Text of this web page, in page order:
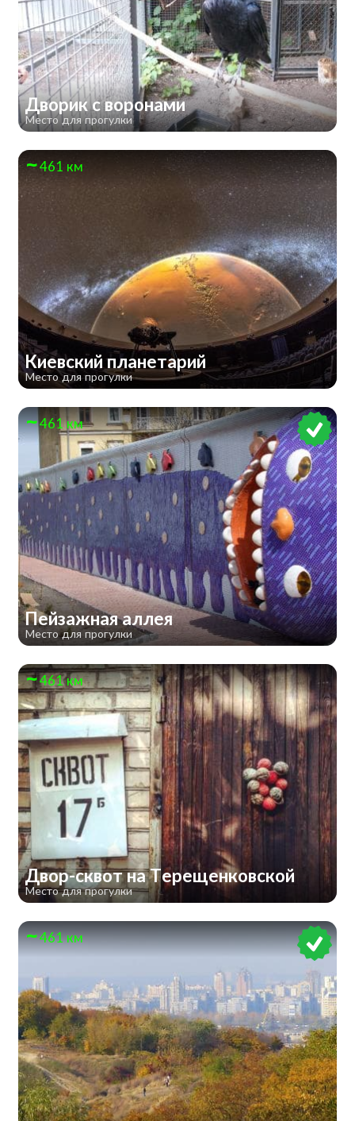
Дворик с воронами
Место для прогулки
461 км
Киевский планетарий
Место для прогулки
461 км
Пейзажная аллея
Место для прогулки
461 км
Двор-сквот на Терещенковской
Место для прогулки
461 км